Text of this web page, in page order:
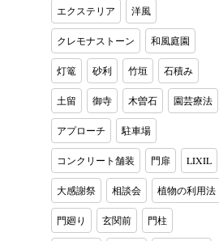
エクステリア 洋風
クレモナストーン 和風庭園
灯篭 砂利 竹垣 石積み
土留 御寺 木曽石 園芸療法
アプローチ 駐車場
コンクリート舗装 門扉 LIXIL
大感謝祭 相談会 植物の利用法
門廻り 玄関前 門柱